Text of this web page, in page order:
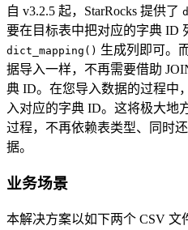
自 v3.2.5 起，StarRocks 提供了
要在目标表中把对应的字典 ID
dict_mapping() 生成列即可。
据导入一样，不再需要借助
典 ID。在您导入数据的过程中
入对应的字典 ID。这将极大地
过程，不再依赖表类型、同时
据。
业务场景
本解决方案以如下两个 CSV 文